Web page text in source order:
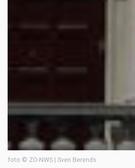
foto © ZO-NWS | Sven Berends